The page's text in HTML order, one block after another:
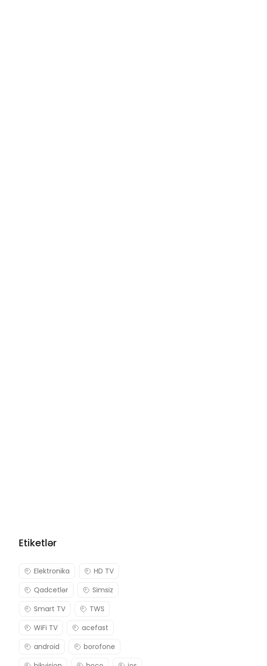
Etiketlər
Elektronika
HD TV
Qadcetlər
Simsiz
Smart TV
TWS
WiFi TV
acefast
android
borofone